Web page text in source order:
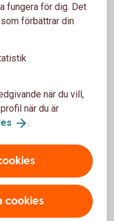
fredag 08.00-
(stängt
fungera för dig. Det
förbättrar din
när du vill,
när du är
.
cookies